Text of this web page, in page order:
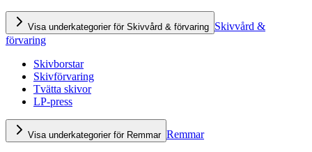
Visa underkategorier för Skivvård & förvaring Skivvård &
förvaring
Skivborstar
Skivförvaring
Tvätta skivor
LP-press
Visa underkategorier för Remmar Remmar